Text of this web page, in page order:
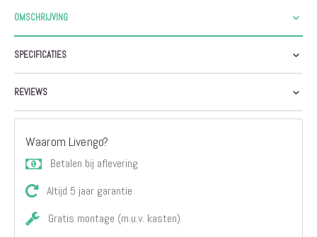
OMSCHRIJVING
SPECIFICATIES
REVIEWS
Waarom Livengo?
Betalen bij aflevering
Altijd 5 jaar garantie
Gratis montage (m.u.v. kasten)